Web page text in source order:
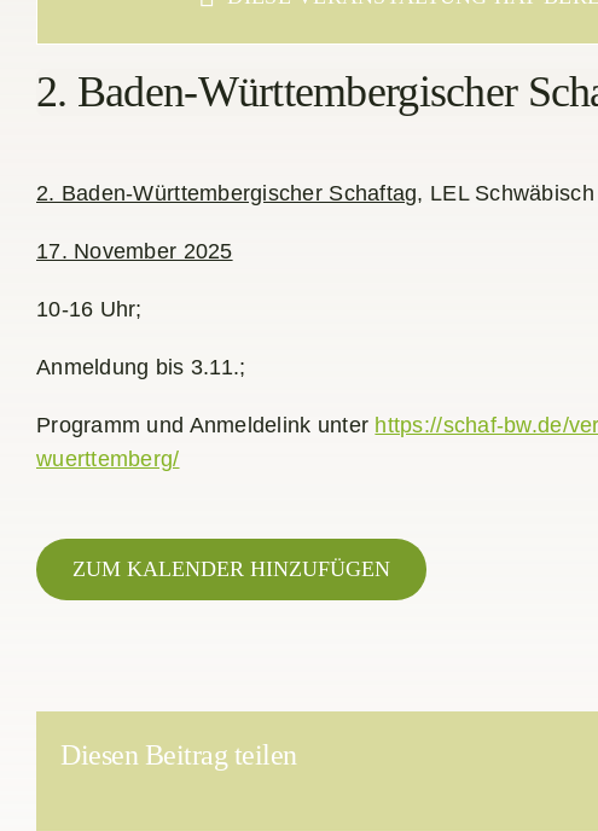
2. Baden-Württembergischer
2. Baden-Württembergischer Schaftag, LEL
17. November 2025
10-16 Uhr;
Anmeldung bis 3.11.;
Programm und Anmeldelink unter https://schaf-bw.de/
wuerttemberg/
ZUM KALENDER HINZUFÜGEN
Diesen Beitrag teilen